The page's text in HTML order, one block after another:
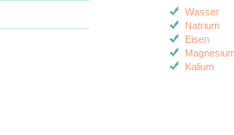
Wasser
Natrium
Eisen
Kalium